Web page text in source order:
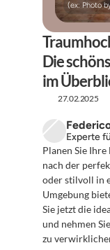
(ex: Photo
Die
im
27.02.2025
Experte
Planen Sie
nach der
oder stilvoll in
Umgebung
Sie jetzt die
und nehmen Sie
zu